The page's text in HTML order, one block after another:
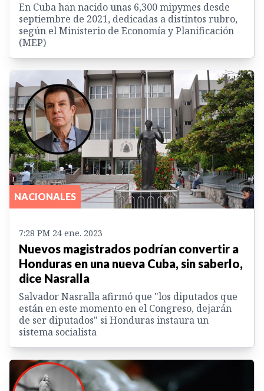
En Cuba han nacido unas 6,300 mipymes desde
septiembre de 2021, dedicadas a distintos rubro,
según el Ministerio de Economía y Planificación
(MEP)
NACIONALES
7:28 PM 24 ene. 2023
Nuevos magistrados podrían convertir a
Honduras en una nueva Cuba, sin saberlo,
dice Nasralla
Salvador Nasralla afirmó que "los diputados que
están en este momento en el Congreso, dejarán
de ser diputados" si Honduras instaura un
sistema socialista